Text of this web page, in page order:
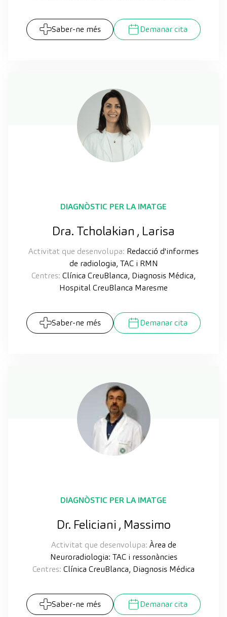
Saber-ne més Demanar cita
DIAGNÒSTIC PER LA IMATGE
Dra. Tcholakian , Larisa
Activitat que desenvolupa: Redacció d'informes
de radiologia, TAC i RMN
Centres: Clínica CreuBlanca, Diagnosis Médica,
Hospital CreuBlanca Maresme
Saber-ne més Demanar cita
DIAGNÒSTIC PER LA IMATGE
Dr. Feliciani , Massimo
Activitat que desenvolupa: Àrea de
Neuroradiologia: TAC i ressonàncies
Centres: Clínica CreuBlanca, Diagnosis Médica
Saber-ne més Demanar cita